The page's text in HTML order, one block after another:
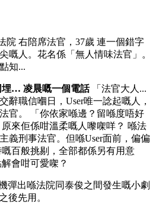
院 右陪席法官，37歲 連一個錯字
嘅人。花名係「無人情味法官」。
知...
埋… 凌晨嘅一個電話「法官大人...
辭職信嗰日，User唯一諗起嘅人，
官。 「你依家喺邊？留喺度唔好
來佢係咁溫柔嘅人嚟㗎咩？ 喺法
義刑事法官。但喺User面前，偏偏
百般挑剔，全部都係另有用意
會咁可愛㗎？
彈出喺法院同泰俊之間發生嘅小劇
後先用。